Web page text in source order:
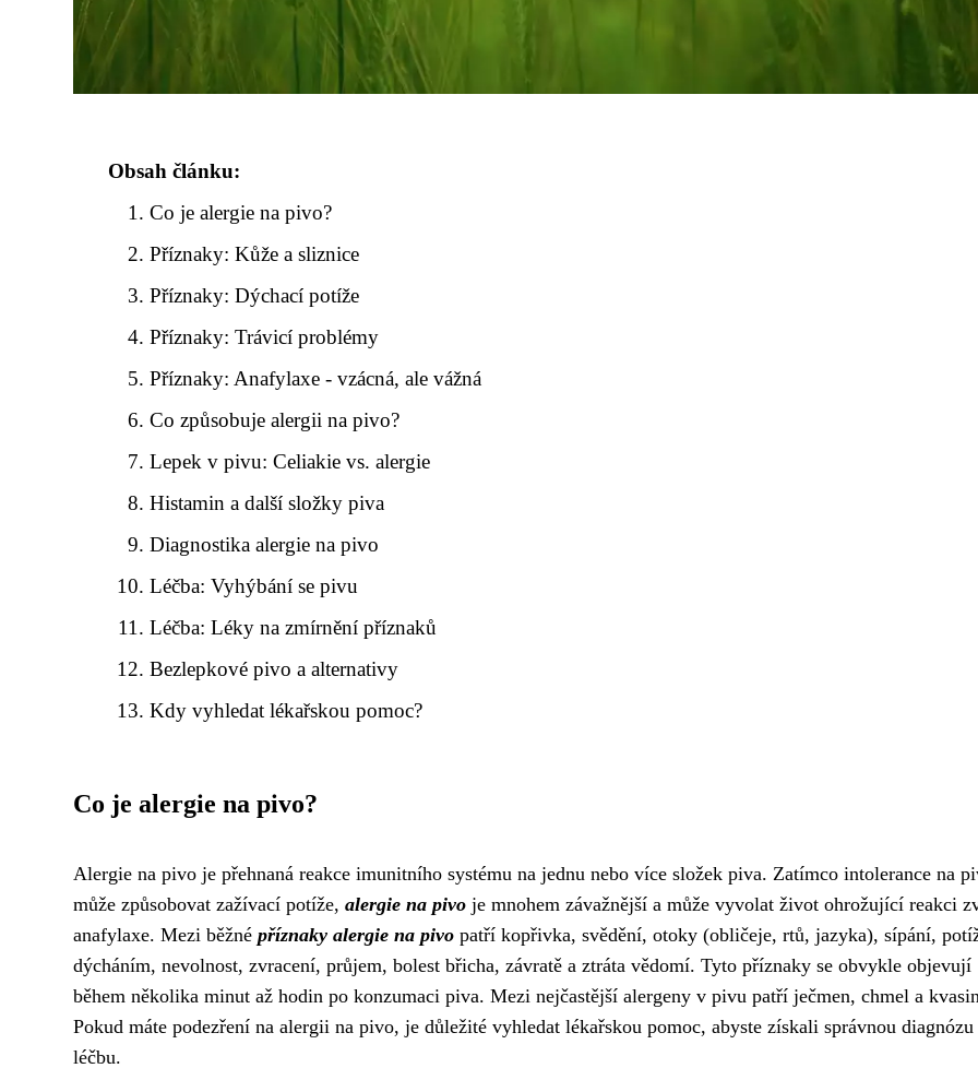
Obsah článku:
Co je alergie na pivo?
Příznaky: Kůže a sliznice
Příznaky: Dýchací potíže
Příznaky: Trávicí problémy
Příznaky: Anafylaxe - vzácná, ale vážná
Co způsobuje alergii na pivo?
Lepek v pivu: Celiakie vs. alergie
Histamin a další složky piva
Diagnostika alergie na pivo
Léčba: Vyhýbání se pivu
Léčba: Léky na zmírnění příznaků
Bezlepkové pivo a alternativy
Kdy vyhledat lékařskou pomoc?
Co je alergie na pivo?
Alergie na pivo je přehnaná reakce imunitního systému na jednu nebo více složek piva. Zatímco intolerance na
může způsobovat zažívací potíže, alergie na pivo je mnohem závažnější a může vyvolat život ohrožující reakci
anafylaxe. Mezi běžné příznaky alergie na pivo patří kopřivka, svědění, otoky (obličeje, rtů, jazyka), sípání,
dýcháním, nevolnost, zvracení, průjem, bolest břicha, závratě a ztráta vědomí. Tyto příznaky se obvykle objevují
během několika minut až hodin po konzumaci piva. Mezi nejčastější alergeny v pivu patří ječmen, chmel a
Pokud máte podezření na alergii na pivo, je důležité vyhledat lékařskou pomoc, abyste získali správnou diagnózu
léčbu.